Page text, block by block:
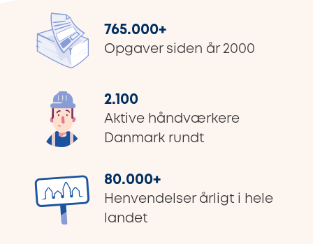
765.000+
Opgaver siden år 2000
2.100
Aktive håndværkere
Danmark rundt
80.000+
Henvendelser årligt i hele
landet